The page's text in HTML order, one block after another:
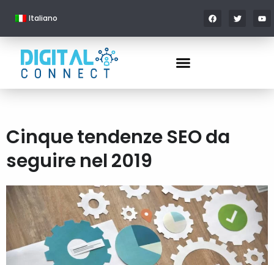
Italiano
Cinque tendenze SEO da
seguire nel 2019